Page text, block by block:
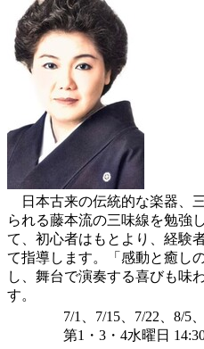
日本古来の伝統的な楽器、
られる藤本流の三味線を勉強
て、初心者はもとより、経験
て指導します。「感動と癒し
し、舞台で演奏する喜びも味
7/1、7/15、7/22、8/5
第1・3・4水曜日